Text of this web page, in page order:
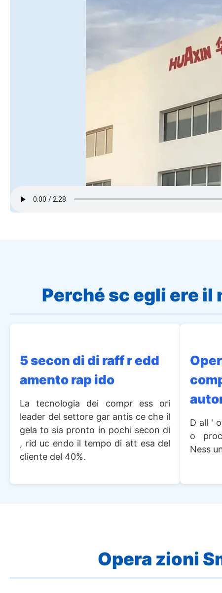
Perché sc egli ere
5 secon di di raff r edd
amento rap ido
La tecnologia dei compr ess ori
leader del settore gar antis ce che il
gela to sia pronto in pochi secon di
, rid uc endo il tempo di att esa del
cliente del 40%.
D all '
o
Ness
Opera zioni